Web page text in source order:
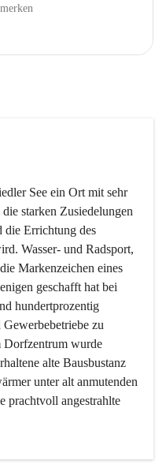
See ein Ort mit sehr
starken Zusiedelungen
die Errichtung des
Wasser- und Radsport,
Markenzeichen eines
geschafft hat bei
hundertprozentig
zu
Dorfzentrum wurde
alte Bausbustanz
unter alt anmutenden
prachtvoll angestrahlte
mehr, ist aber integrativer